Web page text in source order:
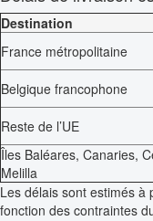
Destination
France métropolitaine
Belgique francophone
Reste de l’UE
Îles Baléares, Canaries,
Melilla
Les délais sont estimés à
fonction des contraintes